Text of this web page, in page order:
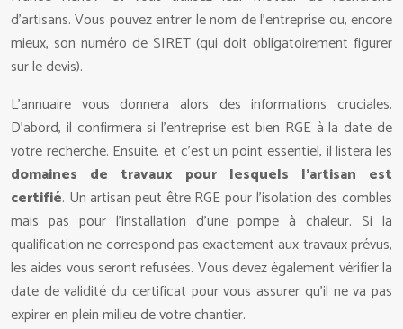
d’artisans. Vous pouvez entrer le nom de l’entreprise ou, encore
mieux, son numéro de SIRET (qui doit obligatoirement figurer
sur le devis).
L’annuaire vous donnera alors des informations cruciales.
D’abord, il confirmera si l’entreprise est bien RGE à la date de
votre recherche. Ensuite, et c’est un point essentiel, il listera les
domaines de travaux pour lesquels l’artisan est
certifié. Un artisan peut être RGE pour l’isolation des combles
mais pas pour l’installation d’une pompe à chaleur. Si la
qualification ne correspond pas exactement aux travaux prévus,
les aides vous seront refusées. Vous devez également vérifier la
date de validité du certificat pour vous assurer qu’il ne va pas
expirer en plein milieu de votre chantier.